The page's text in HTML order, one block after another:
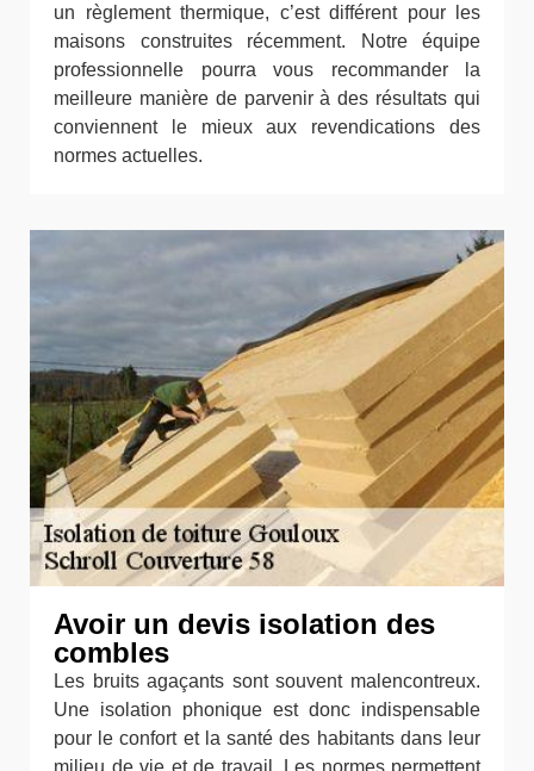
un règlement thermique, c’est différent pour les
maisons construites récemment. Notre équipe
professionnelle pourra vous recommander la
meilleure manière de parvenir à des résultats qui
conviennent le mieux aux revendications des
normes actuelles.
Avoir un devis isolation des
combles
Les bruits agaçants sont souvent malencontreux.
Une isolation phonique est donc indispensable
pour le confort et la santé des habitants dans leur
milieu de vie et de travail. Les normes permettent